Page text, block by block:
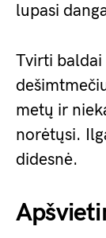
lupasi
Tvirti
metų ir
norėtųsi.
didesnė.